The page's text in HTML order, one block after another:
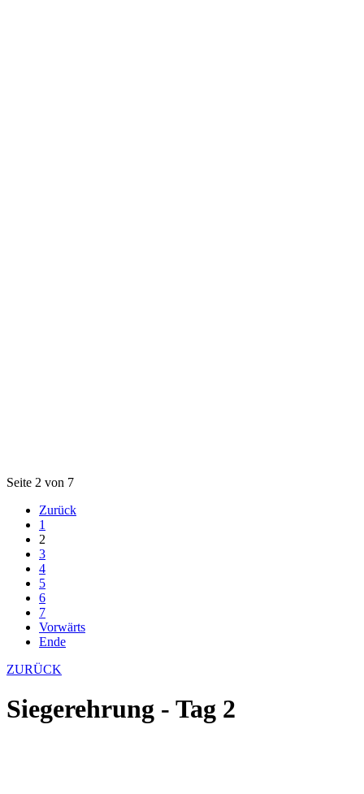
Seite 2 von 7
Zurück
1
2
3
4
5
6
7
Vorwärts
Ende
ZURÜCK
Siegerehrung - Tag 2